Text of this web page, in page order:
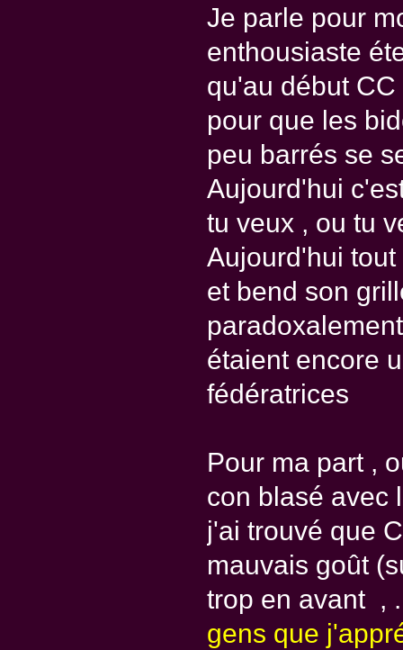
Je parle pour
enthousiaste
qu'au début
pour que les
peu barrés se
Aujourd'hui
tu veux , ou tu
Aujourd'hui
et bend son
étaient encore
fédératrices
Pour ma part ,
con blasé avec
j'ai trouvé que
mauvais goût
trop en avant ,
gens que